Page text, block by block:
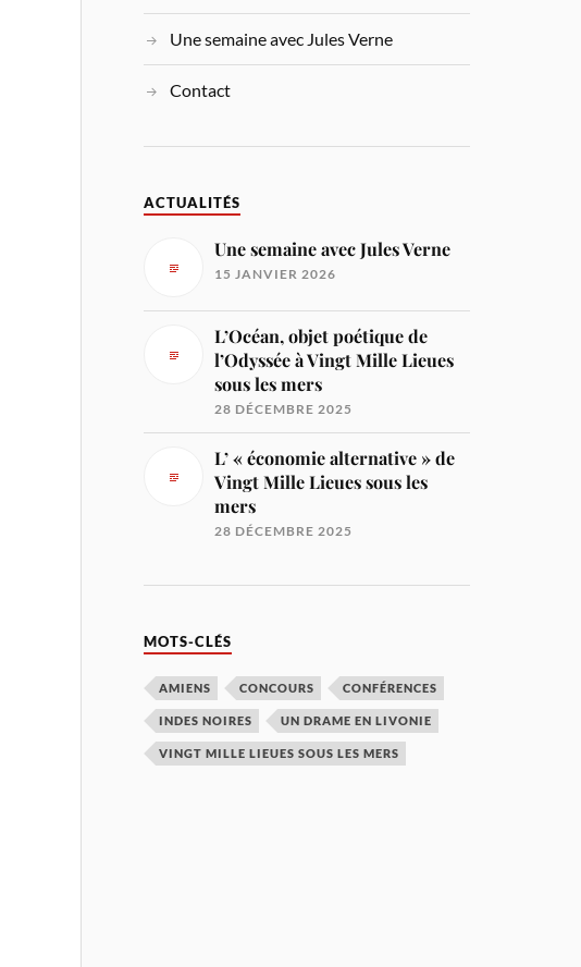
Une semaine avec Jules Verne
Contact
ACTUALITÉS
Une semaine avec Jules Verne
15 JANVIER 2026
L’Océan, objet poétique de
l’Odyssée à Vingt Mille Lieues
sous les mers
28 DÉCEMBRE 2025
L’ « économie alternative » de
Vingt Mille Lieues sous les
mers
28 DÉCEMBRE 2025
MOTS-CLÉS
AMIENS CONCOURS CONFÉRENCES
INDES NOIRES UN DRAME EN LIVONIE
VINGT MILLE LIEUES SOUS LES MERS